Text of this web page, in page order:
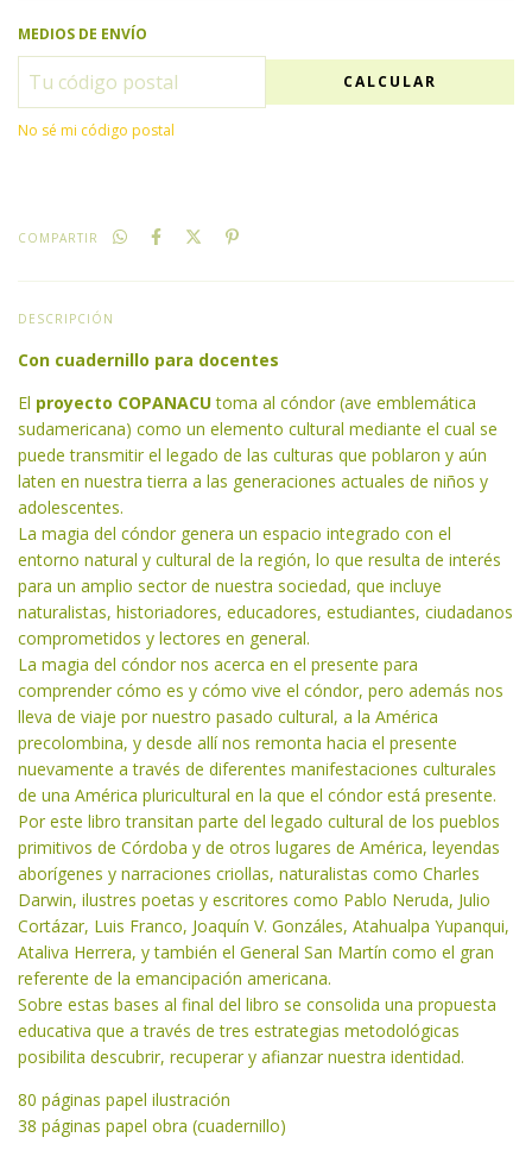
MEDIOS DE ENVÍO
CALCULAR
No sé mi código postal
COMPARTIR
DESCRIPCIÓN
Con cuadernillo para docentes
El proyecto COPANACUtoma al cóndor (ave emblemática
sudamericana) como un elemento cultural mediante el cual se
puede transmitir el legado de las culturas que poblaron y aún
laten en nuestra tierra a las generaciones actuales de niños y
adolescentes.
La magia del cóndor genera un espacio integrado con el
entorno natural y cultural de la región, lo que resulta de interés
para un amplio sector de nuestra sociedad, que incluye
naturalistas, historiadores, educadores, estudiantes, ciudadanos
comprometidos y lectores en general.
La magia del cóndor nos acerca en el presente para
comprender cómo es y cómo vive el cóndor, pero además nos
lleva de viaje por nuestro pasado cultural, a la América
precolombina, y desde allí nos remonta hacia el presente
nuevamente a través de diferentes manifestaciones culturales
de una América pluricultural en la que el cóndor está presente.
Por este libro transitan parte del legado cultural de los pueblos
primitivos de Córdoba y de otros lugares de América, leyendas
aborígenes y narraciones criollas, naturalistas como Charles
Darwin, ilustres poetas y escritores como Pablo Neruda, Julio
Cortázar, Luis Franco, Joaquín V. Gonzáles, Atahualpa Yupanqui,
Ataliva Herrera, y también el General San Martín como el gran
referente de la emancipación americana.
Sobre estas bases al final del libro se consolida una propuesta
educativa que a través de tres estrategias metodológicas
posibilita descubrir, recuperar y afianzar nuestra identidad.
80 páginas papel ilustración
38 páginas papel obra (cuadernillo)